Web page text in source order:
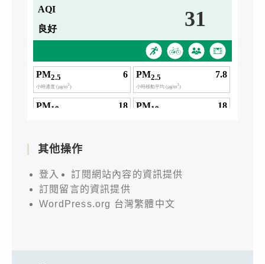
其他操作
登入
訂閱網站內容的資訊提供
訂閱留言的資訊提供
WordPress.org 台灣繁體中文